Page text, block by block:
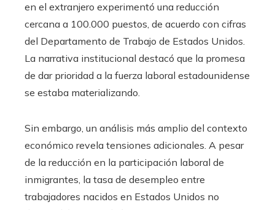
en el extranjero experimentó una reducción
cercana a 100.000 puestos, de acuerdo con cifras
del Departamento de Trabajo de Estados Unidos.
La narrativa institucional destacó que la promesa
de dar prioridad a la fuerza laboral estadounidense
se estaba materializando.
Sin embargo, un análisis más amplio del contexto
económico revela tensiones adicionales. A pesar
de la reducción en la participación laboral de
inmigrantes, la tasa de desempleo entre
trabajadores nacidos en Estados Unidos no